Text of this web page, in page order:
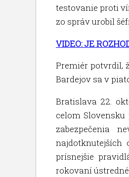
testovanie proti
zo správ urobil
VIDEO: JE
Premiér potvrdil,
Bardejov sa v
Bratislava 22.
celom
zabezpečenia
najdotknutejších
prísnejšie
rokovaní